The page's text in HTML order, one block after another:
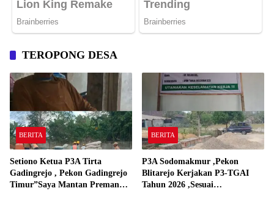
TEROPONG DESA
BERITA
Setiono Ketua P3A Tirta
Gadingrejo , Pekon Gadingrejo
Timur”Saya Mantan Preman
BERITA
P3A Sodomakmur ,Pekon
Blitarejo Kerjakan P3-TGAI
Tahun 2026 ,Sesuai